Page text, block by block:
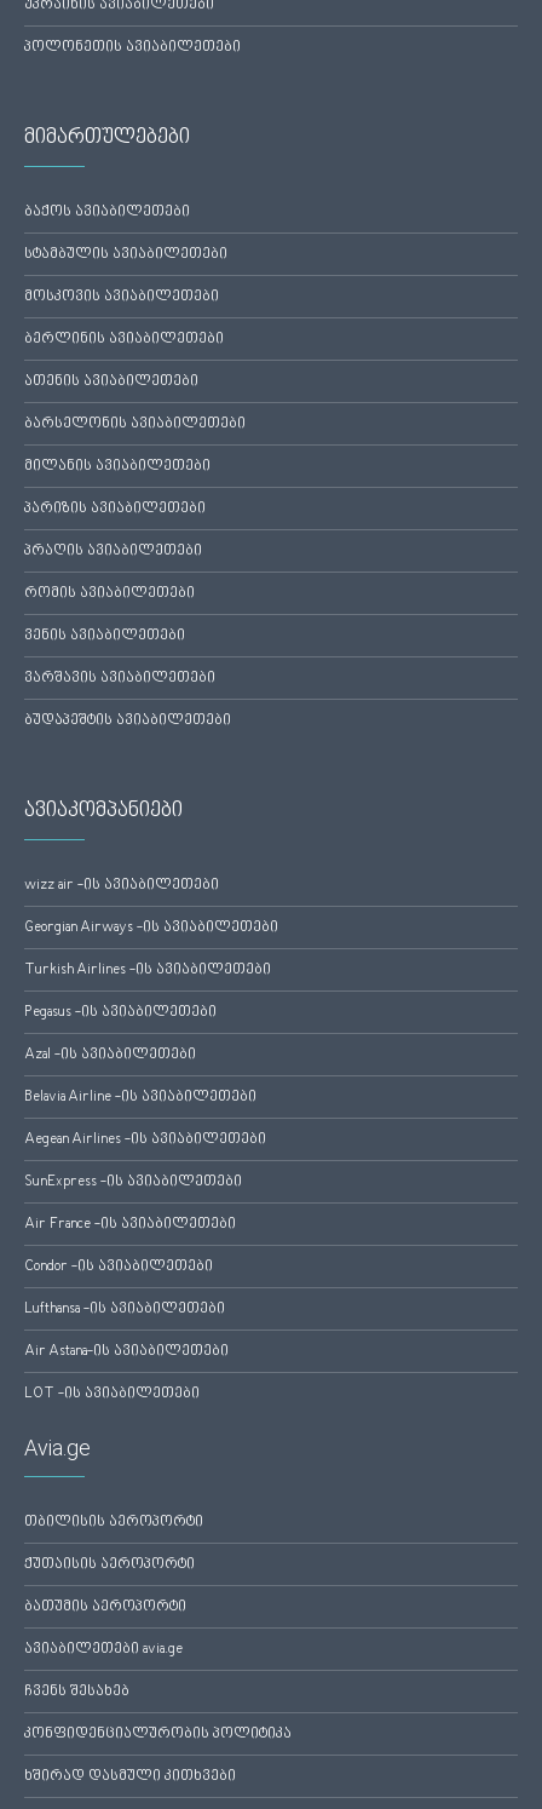
უკრაინის ავიაბილეთები
პოლონეთის ავიაბილეთები
მიმართულებები
ბაქოს ავიაბილეთები
სტამბულის ავიაბილეთები
მოსკოვის ავიაბილეთები
ბერლინის ავიაბილეთები
ათენის ავიაბილეთები
ბარსელონის ავიაბილეთები
მილანის ავიაბილეთები
პარიზის ავიაბილეთები
პრაღის ავიაბილეთები
რომის ავიაბილეთები
ვენის ავიაბილეთები
ვარშავის ავიაბილეთები
ბუდაპეშტის ავიაბილეთები
ავიაკომპანიები
wizz air -ის ავიაბილეთები
Georgian Airways -ის ავიაბილეთები
Turkish Airlines -ის ავიაბილეთები
Pegasus -ის ავიაბილეთები
Azal -ის ავიაბილეთები
Belavia Airline -ის ავიაბილეთები
Aegean Airlines -ის ავიაბილეთები
SunExpress -ის ავიაბილეთები
Air France -ის ავიაბილეთები
Condor -ის ავიაბილეთები
Lufthansa -ის ავიაბილეთები
Air Astana-ის ავიაბილეთები
LOT -ის ავიაბილეთები
Avia.ge
თბილისის აეროპორტი
ქუთაისის აეროპორტი
ბათუმის აეროპორტი
ავიაბილეთები avia.ge
ჩვენს შესახებ
კონფიდენციალურობის პოლიტიკა
ხშირად დასმული კითხვები